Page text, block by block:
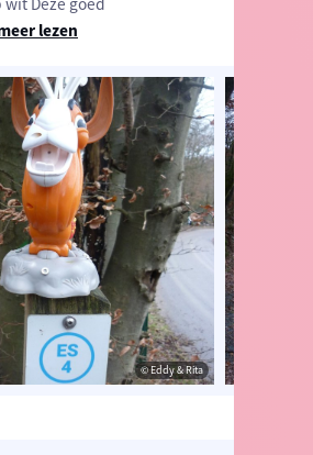
© Eddy & Rita
lezen
© Eddy & Rita